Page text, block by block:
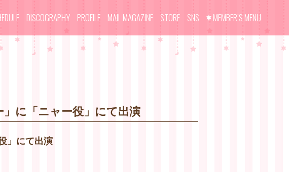
DISCOGRAPHY PROFILE MAIL MAGAZINE STORE SNS MEMBER’S MENU
に「ニャー役」にて出演
」にて出演